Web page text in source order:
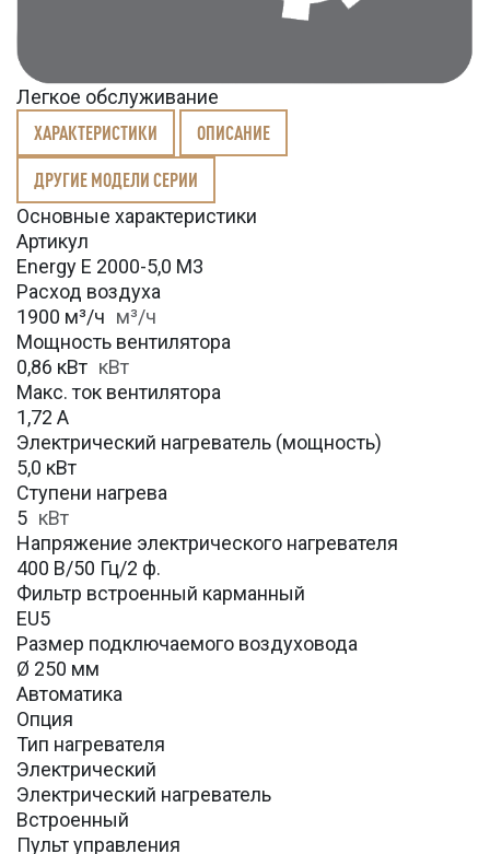
Легкое обслуживание
ХАРАКТЕРИСТИКИ ОПИСАНИЕ
ДРУГИЕ МОДЕЛИ СЕРИИ
Основные характеристики
Артикул
Energy E 2000-5,0 M3
Расход воздуха
1900 м³/ч м³/ч
Мощность вентилятора
0,86 кВт кВт
Макс. ток вентилятора
1,72 А
Электрический нагреватель (мощность)
5,0 кВт
Ступени нагрева
5 кВт
Напряжение электрического нагревателя
400 В/50 Гц/2 ф.
Фильтр встроенный карманный
EU5
Размер подключаемого воздуховода
Ø 250 мм
Автоматика
Опция
Тип нагревателя
Электрический
Электрический нагреватель
Встроенный
Пульт управления